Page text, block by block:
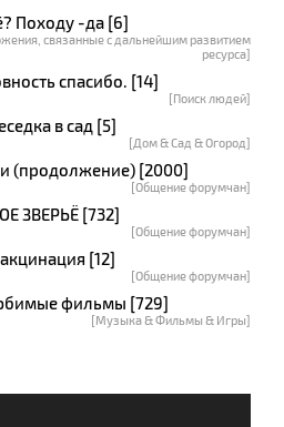
Походу -да [6]
связанные с дальнейшим развитием
ресурса]
спасибо. [14]
[Поиск людей]
в сад [5]
[Дом & Сад & Огород]
(продолжение) [2000]
[Общение форумчан]
ЗВЕРЬЁ [732]
[Общение форумчан]
[12]
[Общение форумчан]
фильмы [729]
[Музыка & Фильмы & Игры]